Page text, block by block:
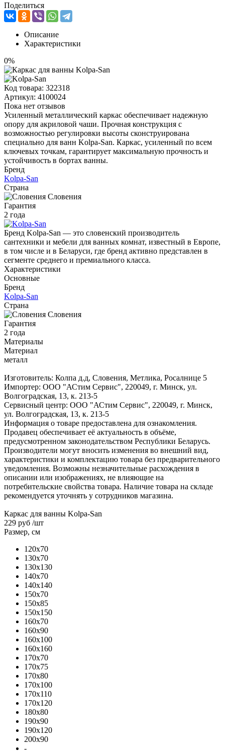
Поделиться
Описание
Характеристики
0%
Код товара: 322318
Артикул: 4100024
Пока нет отзывов
Усиленный металлический каркас обеспечивает надежную
опору для акриловой чаши. Прочная конструкция с
возможностью регулировки высоты сконструирована
специально для ванн Kolpa-San. Каркас, усиленный по всем
ключевых точкам, гарантирует максимальную прочность и
устойчивость в бортах ванны.
Бренд
Kolpa-San
Страна
Словения
Гарантия
2 года
Бренд Kolpa-San — это словенский производитель
сантехники и мебели для ванных комнат, известный в Европе,
в том числе и в Беларуси, где бренд активно представлен в
сегменте среднего и премиального класса.
Характеристики
Основные
Бренд
Kolpa-San
Страна
Словения
Гарантия
2 года
Материалы
Материал
металл
Изготовитель: Колпа д.д, Словения, Метлика, Росалнице 5
Импортер: ООО "АСтим Сервис", 220049, г. Минск, ул.
Волгоградская, 13, к. 213-5
Сервисный центр: ООО "АСтим Сервис", 220049, г. Минск,
ул. Волгоградская, 13, к. 213-5
Информация о товаре предоставлена для ознакомления.
Продавец обеспечивает её актуальность в объёме,
предусмотренном законодательством Республики Беларусь.
Производители могут вносить изменения во внешний вид,
характеристики и комплектацию товара без предварительного
уведомления. Возможны незначительные расхождения в
описании или изображениях, не влияющие на
потребительские свойства товара. Наличие товара на складе
рекомендуется уточнять у сотрудников магазина.
Каркас для ванны Kolpa-San
229 руб /шт
Размер, см
120x70
130x70
130x130
140x70
140x140
150x70
150x85
150x150
160x70
160x90
160x100
160x160
170x70
170x75
170x80
170x100
170x110
170x120
180x80
190x90
190x120
200x90
-